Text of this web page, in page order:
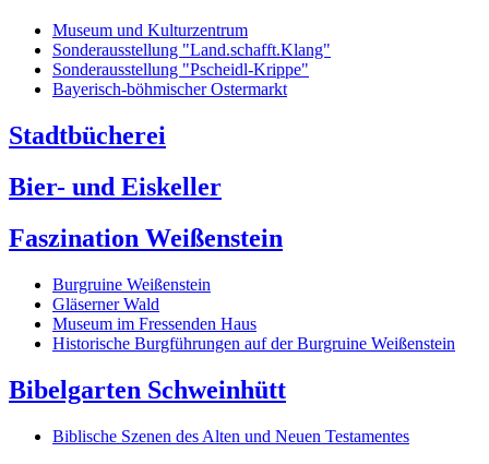
Museum und Kulturzentrum
Sonderausstellung "Land.schafft.Klang"
Sonderausstellung "Pscheidl-Krippe"
Bayerisch-böhmischer Ostermarkt
Stadtbücherei
Bier- und Eiskeller
Faszination Weißenstein
Burgruine Weißenstein
Gläserner Wald
Museum im Fressenden Haus
Historische Burgführungen auf der Burgruine Weißenstein
Bibelgarten Schweinhütt
Biblische Szenen des Alten und Neuen Testamentes